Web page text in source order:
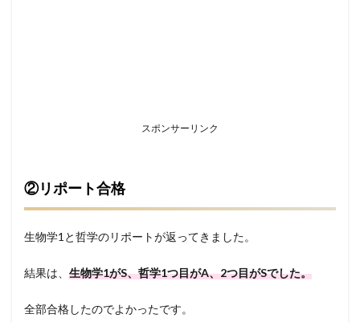
スポンサーリンク
②リポート合格
生物学1と哲学のリポートが返ってきました。
結果は、 生物学1がS、哲学1つ目がA、2つ目がSでした。
全部合格したのでよかったです。